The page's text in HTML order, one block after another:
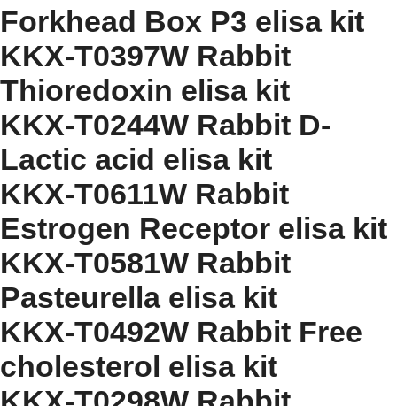
Forkhead Box P3 elisa kit
KKX-T0397W Rabbit
Thioredoxin elisa kit
KKX-T0244W Rabbit D-
Lactic acid elisa kit
KKX-T0611W Rabbit
Estrogen Receptor elisa kit
KKX-T0581W Rabbit
Pasteurella elisa kit
KKX-T0492W Rabbit Free
cholesterol elisa kit